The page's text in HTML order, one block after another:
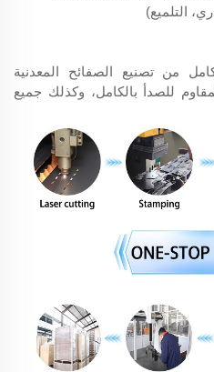
التلميع)
من تصنيع الصفائح المعدنية
للصدأ بالكامل، وكذلك جميع